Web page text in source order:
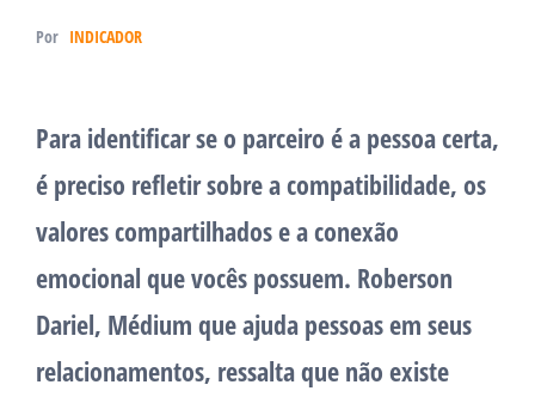
Por INDICADOR
Para identificar se o parceiro é a pessoa certa,
é preciso refletir sobre a compatibilidade, os
valores compartilhados e a conexão
emocional que vocês possuem. Roberson
Dariel, Médium que ajuda pessoas em seus
relacionamentos, ressalta que não existe